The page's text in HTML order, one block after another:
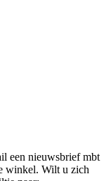
een nieuwsbrief mbt
winkel. Wilt u zich